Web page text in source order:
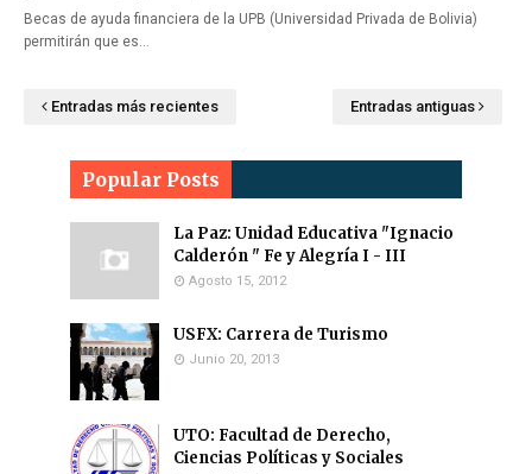
Becas de ayuda financiera de la UPB (Universidad Privada de Bolivia)
permitirán que es…
Entradas más recientes Entradas antiguas
Popular Posts
La Paz: Unidad Educativa "Ignacio
Calderón " Fe y Alegría I - III
Agosto 15, 2012
USFX: Carrera de Turismo
Junio 20, 2013
UTO: Facultad de Derecho,
Ciencias Políticas y Sociales